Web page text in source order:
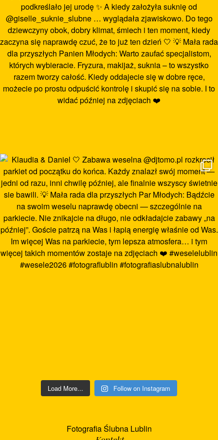
Load More... Follow on Instagram
Fotografia Ślubna Lublin